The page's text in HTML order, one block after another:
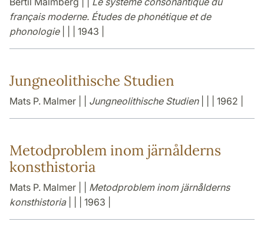
français moderne. Études de phonétique et de
phonologie| | | 1943 |
Jungneolithische Studien
Mats P. Malmer | | Jungneolithische Studien| | | 1962 |
Metodproblem inom järnålderns
konsthistoria
Mats P. Malmer | | Metodproblem inom järnålderns
konsthistoria| | | 1963 |